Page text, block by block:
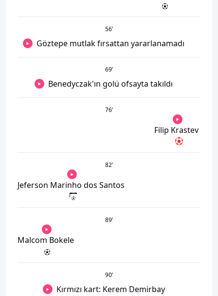
56’
Göztepe mutlak fırsattan yararlanamadı
69’
Benedyczak'ın golü ofsayta takıldı
76’
Filip Krastev
82’
Jeferson Marinho dos Santos
89’
Malcom Bokele
90’
Kırmızı kart: Kerem Demirbay